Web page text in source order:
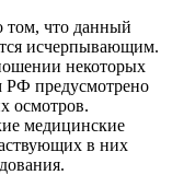
том, что данный
исчерпывающим.
некоторых
РФ предусмотрено
осмотров.
медицинские
в них